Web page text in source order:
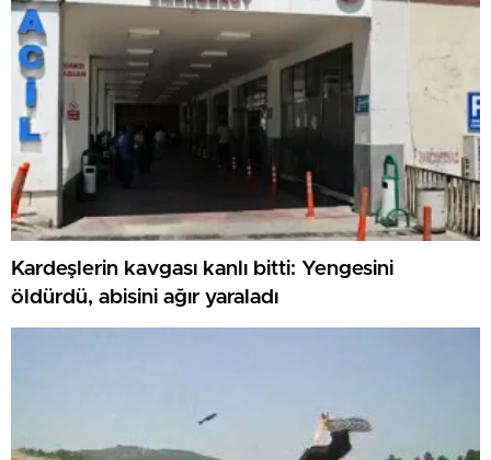
Kardeşlerin kavgası kanlı bitti: Yengesini
öldürdü, abisini ağır yaraladı